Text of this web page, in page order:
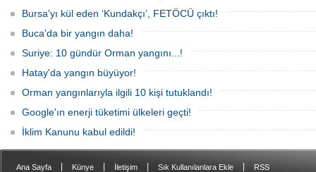
Bursa'yı kül eden ‘Kundakçı’, FETÖCÜ çıktı!
Buca'da bir yangın daha!
Suriye: 10 gündür Orman yangını...!
Hatay'da yangın büyüyor!
Orman yangınlarıyla ilgili 10 kişi tutuklandı!
Google'ın enerji tüketimi ülkeleri geçti!
İklim Kanunu kabul edildi!
Ana Sayfa Künye İletişim Sık Kullanılanlara Ekle RSS